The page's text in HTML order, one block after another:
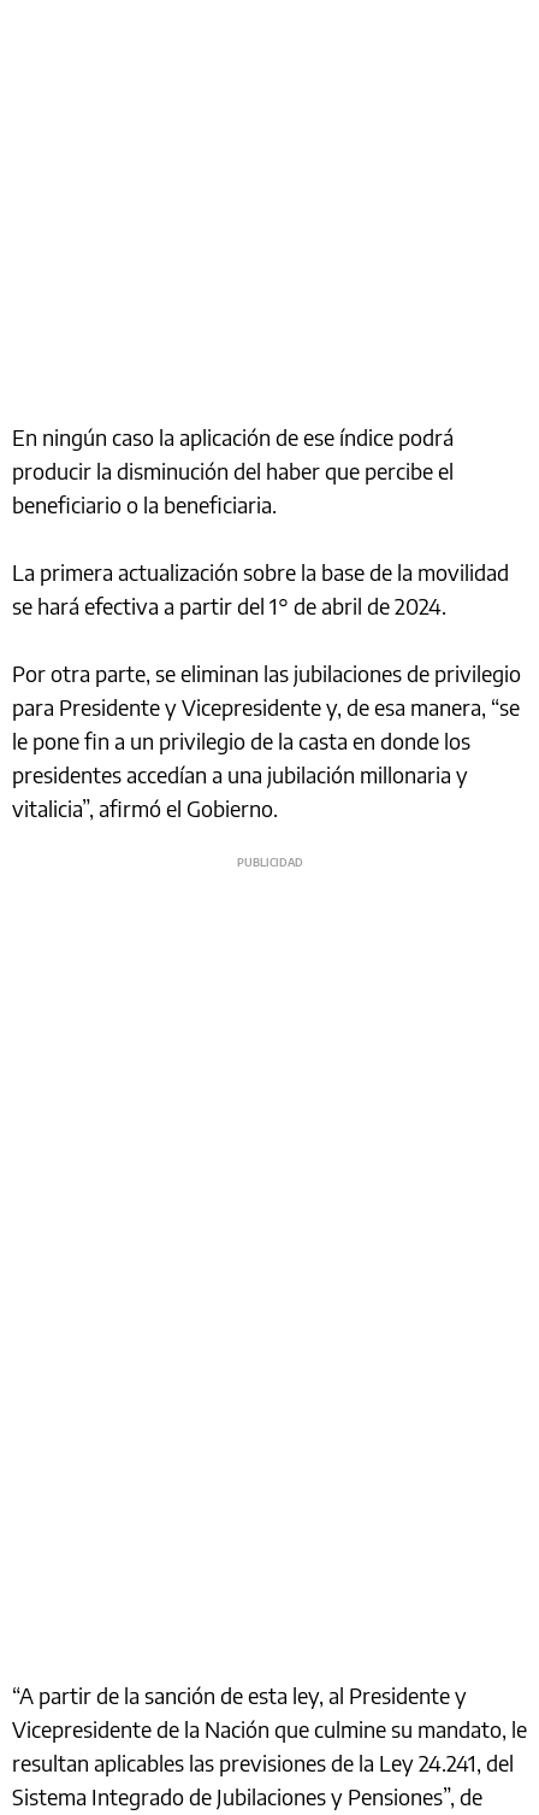
En ningún caso la aplicación de ese índice podrá
producir la disminución del haber que percibe el
beneficiario o la beneficiaria.
La primera actualización sobre la base de la movilidad
se hará efectiva a partir del 1° de abril de 2024.
Por otra parte, se eliminan las jubilaciones de privilegio
para Presidente y Vicepresidente y, de esa manera, “se
le pone fin a un privilegio de la casta en donde los
presidentes accedían a una jubilación millonaria y
vitalicia”, afirmó el Gobierno.
“A partir de la sanción de esta ley, al Presidente y
Vicepresidente de la Nación que culmine su mandato, le
resultan aplicables las previsiones de la Ley 24.241, del
Sistema Integrado de Jubilaciones y Pensiones”, de